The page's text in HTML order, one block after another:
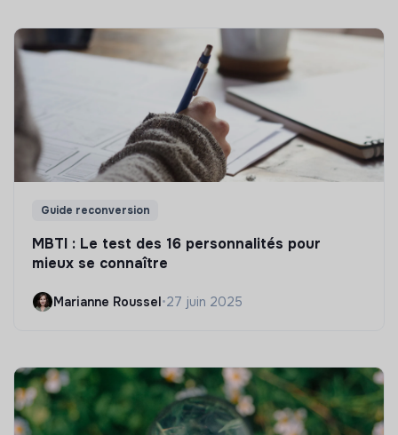
Guide reconversion
MBTI : Le test des 16 personnalités pour
mieux se connaître
Marianne Roussel•27 juin 2025